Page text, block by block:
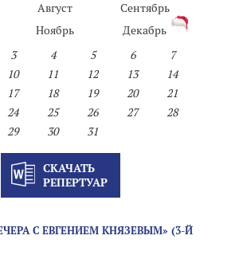
Август
Сентябрь
Ноябрь
Декабрь
3 4 5 6
7
10 11 12 13
14
17 18 19 20
21
24 25 26 27
28
29
30 31
СКАЧАТЬ
РЕПЕРТУАР
С ЕВГЕНИЕМ КНЯЗЕВЫМ» (3-Й